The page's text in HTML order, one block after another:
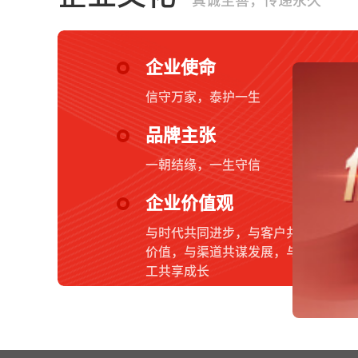
企业使命
信守万家，泰护一生
品牌主张
一朝结缘，一生守信
企业价值观
与时代共同进步，与客户共创
价值，与渠道共谋发展，与员
工共享成长